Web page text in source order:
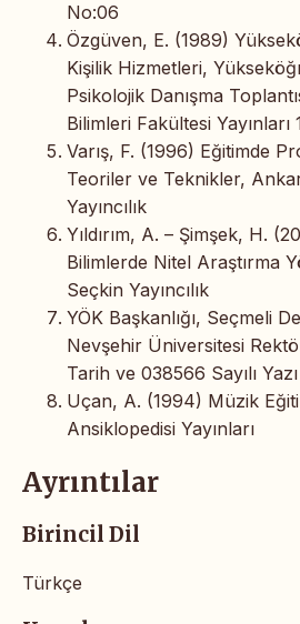
No:06
Özgüven, E. (1989)
Kişilik Hizmetleri,
Psikolojik Danışma
Bilimleri Fakültesi Yayınları
Varış, F. (1996) Eğitimde
Teoriler ve Teknikler,
Yayıncılık
Yıldırım, A. – Şimşek, H.
Bilimlerde Nitel Araştırma
Seçkin Yayıncılık
YÖK Başkanlığı, Seçmeli
Nevşehir Üniversitesi
Tarih ve 038566 Sayılı Yazı
Uçan, A. (1994) Müzik
Ansiklopedisi Yayınları
Ayrıntılar
Birincil Dil
Türkçe